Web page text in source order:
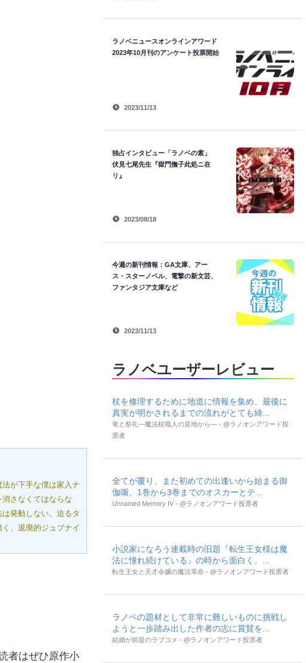
が下手な僕は家入ナ
さなくてはならな
発動しない。迫るタ
、退廃的ジュブナイ
者はぜひ原作小
ラノベニュースオンラインアワード
2023年10月刊のアンケート投票開始
2023/11/13
独占インタビュー「ラノベの素」
伏見七尾先生『獄門撫子此処ニ在
リ』
2023/08/18
今週の新刊情報：GA文庫、アー
ス・スターノベル、電撃の新文芸、
ファンタジア文庫など
2023/11/13
ラノベユーザーレビュー
杖を修理するために地道に情報を集め、最後に
真実が明かされるまでの流れがとても綺...
竜と祭礼―魔法杖職人の見地から― - @ラノオンアワード投
票者
全てが覆り、また初めての出逢いから始まる御
伽噺。1巻から3巻までのオスカーとテ...
Unnamed Memory IV - @ラノオンアワード投票者
小説家になろう連載時の旧題『転生王女様は魔
法に憧れ続けている』の時から面白く、...
転生王女と天才令嬢の魔法革命 - @ラノオンアワード投票者
ラノベの題材として非常に難しいものに挑戦し
ようと一歩踏み出した作者の志に賞賛を...
結婚が前提のラブコメ - @ラノオンアワード投票者